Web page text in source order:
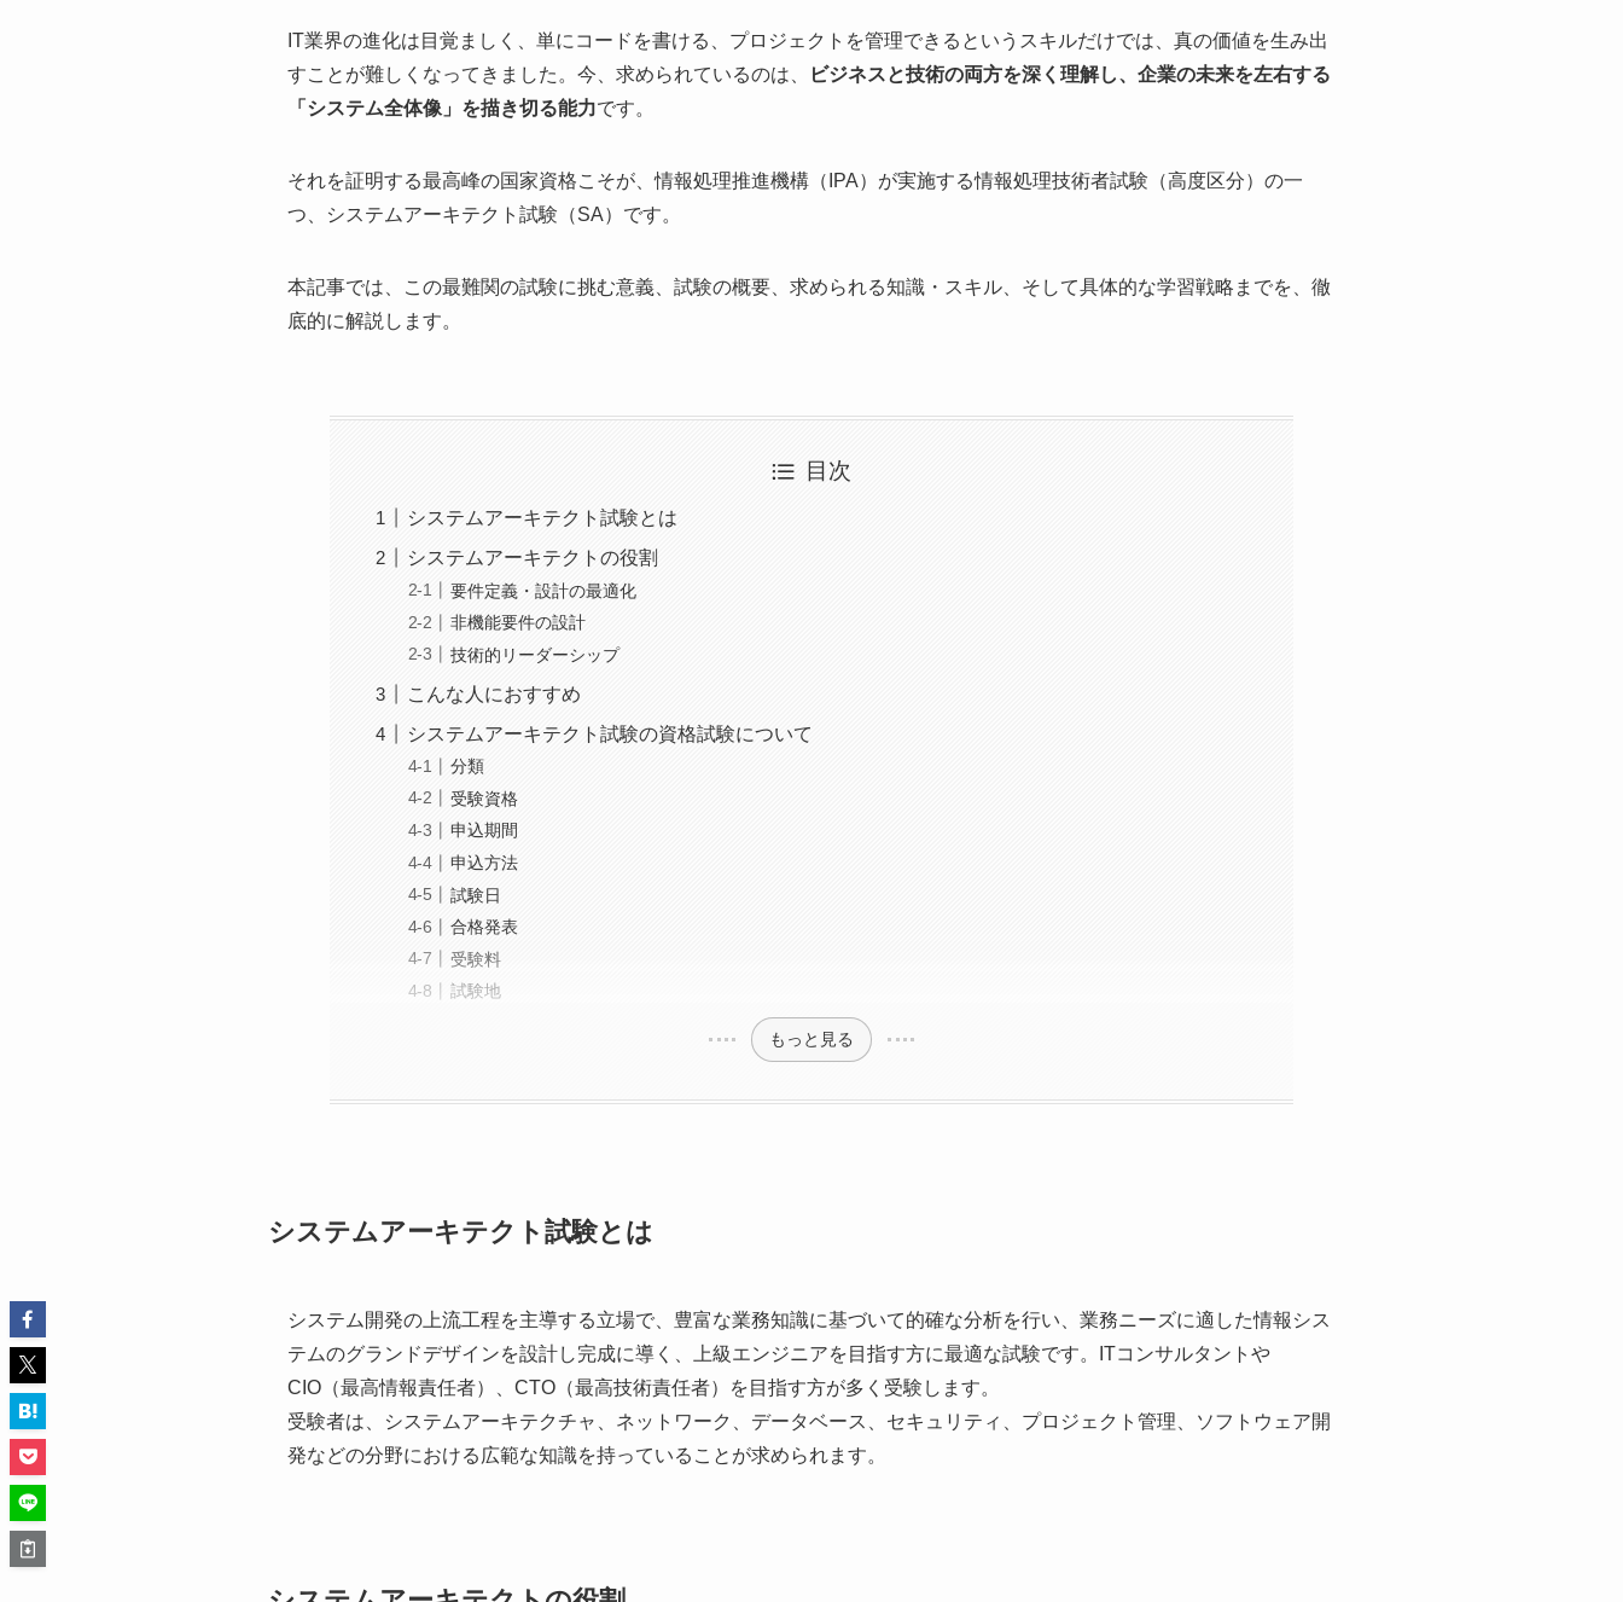
IT業界の進化は目覚ましく、単にコードを書ける、プロジェクトを管理できるというスキルだけでは、真の価値を生み出
すことが難しくなってきました。今、求められているのは、
ビジネスと技術の両方を深く理解し、企業の未来を左右する
「システム全体像」を描き切る能力です。
それを証明する最高峰の国家資格こそが、情報処理推進機構（IPA）が実施する情報処理技術者試験（高度区分）の一
つ、システムアーキテクト試験（SA）です。
本記事では、この最難関の試験に挑む意義、試験の概要、求められる知識・スキル、そして具体的な学習戦略までを、徹
底的に解説します。
目次
システムアーキテクト試験とは
システムアーキテクトの役割
要件定義・設計の最適化
非機能要件の設計
技術的リーダーシップ
こんな人におすすめ
システムアーキテクト試験の資格試験について
分類
受験資格
申込期間
申込方法
試験日
合格発表
受験料
試験地
もっと見る
システムアーキテクト試験とは
システム開発の上流工程を主導する立場で、豊富な業務知識に基づいて的確な分析を行い、業務ニーズに適した情報シス
テムのグランドデザインを設計し完成に導く、上級エンジニアを目指す方に最適な試験です。ITコンサルタントや
CIO（最高情報責任者）、CTO（最高技術責任者）を目指す方が多く受験します。
受験者は、システムアーキテクチャ、ネットワーク、データベース、セキュリティ、プロジェクト管理、ソフトウェア開
発などの分野における広範な知識を持っていることが求められます。